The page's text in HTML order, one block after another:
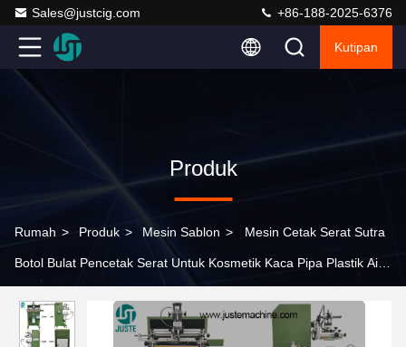
Sales@justcig.com +86-188-2025-6376
Kutipan
Produk
Rumah > Produk > Mesin Sablon > Mesin Cetak Serat Sutra
Botol Bulat Pencetak Serat Untuk Kosmetik Kaca Pipa Plastik Air